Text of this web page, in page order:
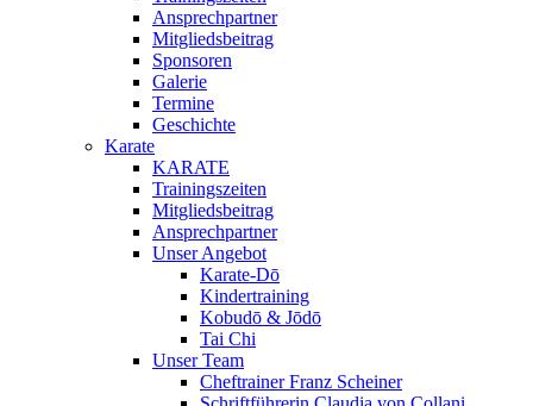
Ansprechpartner
Mitgliedsbeitrag
Sponsoren
Galerie
Termine
Geschichte
Karate
KARATE
Trainingszeiten
Mitgliedsbeitrag
Ansprechpartner
Unser Angebot
Karate-Dō
Kindertraining
Kobudō & Jōdō
Tai Chi
Unser Team
Cheftrainer Franz Scheiner